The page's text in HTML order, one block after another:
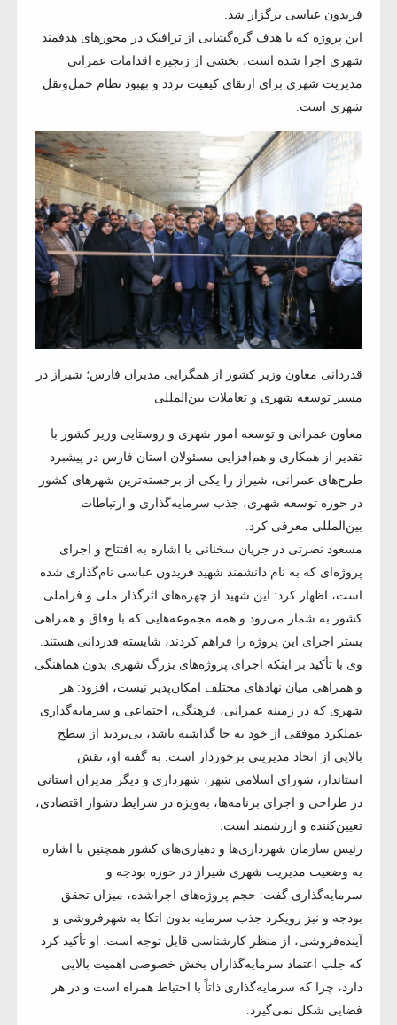
فریدون عباسی برگزار شد.
این پروژه که با هدف گره‌گشایی از ترافیک در محورهای هدفمند
شهری اجرا شده است، بخشی از زنجیره اقدامات عمرانی
مدیریت شهری برای ارتقای کیفیت تردد و بهبود نظام حمل‌ونقل
شهری است.
قدردانی معاون وزیر کشور از همگرایی مدیران فارس؛ شیراز در
مسیر توسعه شهری و تعاملات بین‌المللی
معاون عمرانی و توسعه امور شهری و روستایی وزیر کشور با
تقدیر از همکاری و هم‌افزایی مسئولان استان فارس در پیشبرد
طرح‌های عمرانی، شیراز را یکی از برجسته‌ترین شهرهای کشور
در حوزه توسعه شهری، جذب سرمایه‌گذاری و ارتباطات
بین‌المللی معرفی کرد.
مسعود نصرتی در جریان سخنانی با اشاره به افتتاح و اجرای
پروژه‌ای که به نام دانشمند شهید فریدون عباسی نام‌گذاری شده
است، اظهار کرد: این شهید از چهره‌های اثرگذار ملی و فراملی
کشور به شمار می‌رود و همه مجموعه‌هایی که با وفاق و همراهی
بستر اجرای این پروژه را فراهم کردند، شایسته قدردانی هستند.
وی با تأکید بر اینکه اجرای پروژه‌های بزرگ شهری بدون هماهنگی
و همراهی میان نهادهای مختلف امکان‌پذیر نیست، افزود: هر
شهری که در زمینه عمرانی، فرهنگی، اجتماعی و سرمایه‌گذاری
عملکرد موفقی از خود به جا گذاشته باشد، بی‌تردید از سطح
بالایی از اتحاد مدیریتی برخوردار است. به گفته او، نقش
استاندار، شورای اسلامی شهر، شهرداری و دیگر مدیران استانی
در طراحی و اجرای برنامه‌ها، به‌ویژه در شرایط دشوار اقتصادی،
تعیین‌کننده و ارزشمند است.
رئیس سازمان شهرداری‌ها و دهیاری‌های کشور همچنین با اشاره
به وضعیت مدیریت شهری شیراز در حوزه بودجه و
سرمایه‌گذاری گفت: حجم پروژه‌های اجراشده، میزان تحقق
بودجه و نیز رویکرد جذب سرمایه بدون اتکا به شهرفروشی و
آینده‌فروشی، از منظر کارشناسی قابل توجه است. او تأکید کرد
که جلب اعتماد سرمایه‌گذاران بخش خصوصی اهمیت بالایی
دارد، چرا که سرمایه‌گذاری ذاتاً با احتیاط همراه است و در هر
فضایی شکل نمی‌گیرد.